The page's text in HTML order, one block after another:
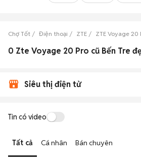
Chợ Tốt Điện thoại ZTE ZTE Voyage 20
0 Zte Voyage 20 Pro cũ Bến Tre
Siêu thị điện tử
Tin có video
Tất cả Cá nhân Bán chuyên